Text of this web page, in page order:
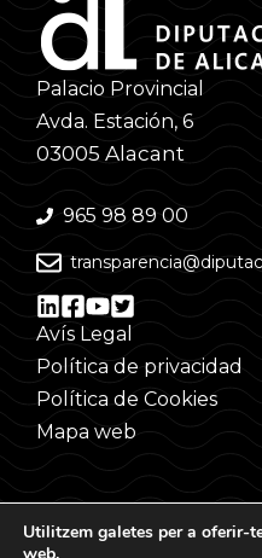
Palacio Provincial
Avda. Estación, 6
03005 Alacant
965 98 89 00
Avís Legal
Política de privacidad
Política de Cookies
Mapa web
Utilitzem galetes per a oferir-